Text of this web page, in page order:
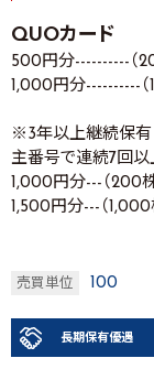
QUOカード
500円分----------（
1,000円分----------（
※3年以上継続保有
主番号で連続7回以
1,000円分---（200株
1,500円分---（1,000
売買単位 100
長期保有優遇